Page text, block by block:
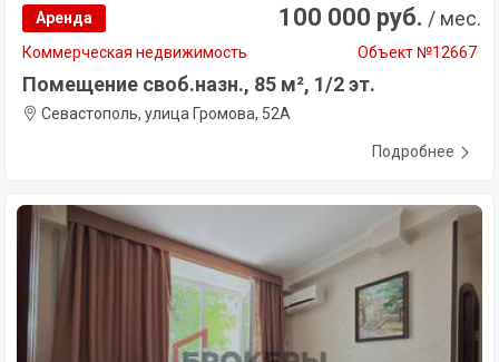
Аренда 100 000 руб. / мес.
Коммерческая недвижимость Объект №12667
Помещение своб.назн., 85 м², 1/2 эт.
Севастополь, улица Громова, 52А
Подробнее